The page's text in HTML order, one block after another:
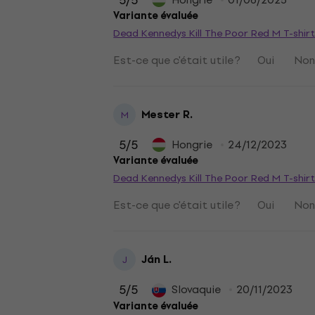
Variante évaluée
Dead Kennedys Kill The Poor Red M T-shirt
Est-ce que c'était utile ? Oui Non
M Mester R.
5/5 Hongrie 24/12/2023
Variante évaluée
Dead Kennedys Kill The Poor Red M T-shirt
Est-ce que c'était utile ? Oui Non
J Ján L.
5/5 Slovaquie 20/11/2023
Variante évaluée